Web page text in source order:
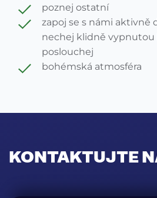
poznej ostatní
zapoj se s námi aktivně
nechej klidně vypnutou
poslouchej
bohémská atmosféra
KONTAKTUJTE